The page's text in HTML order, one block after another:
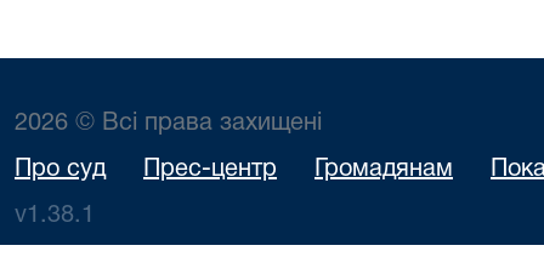
2026 © Всі права захищені
Про суд Прес-центр Громадянам
v1.38.1